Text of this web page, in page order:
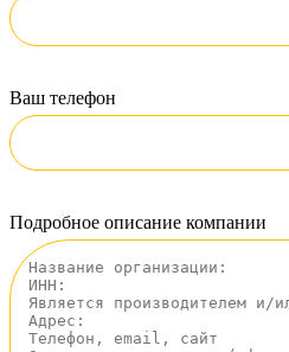
Ваш телефон
Подробное описание компании